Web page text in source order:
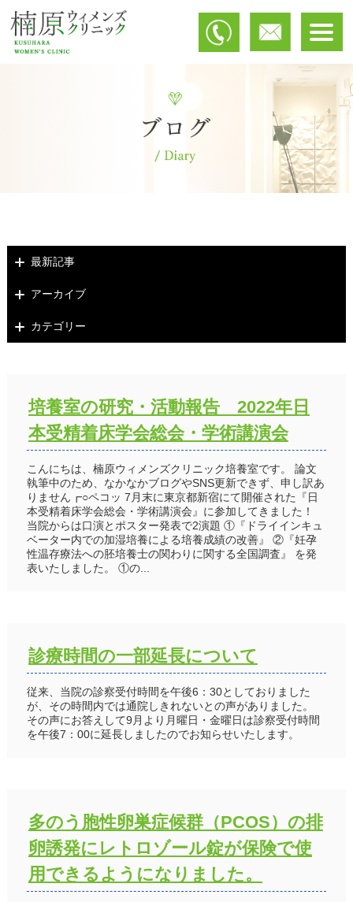
最新記事
アーカイブ
カテゴリー
培養室の研究・活動報告 2022年日
本受精着床学会総会・学術講演会
こんにちは、楠原ウィメンズクリニック培養室です。 論文
執筆中のため、なかなかブログやSNS更新できず、申し訳あ
りません┏○ペコッ 7月末に東京都新宿にて開催された『日
本受精着床学会総会・学術講演会』に参加してきました！
当院からは口演とポスター発表で2演題 ①『ドライインキュ
ベーター内での加湿培養による培養成績の改善』 ②『妊孕
性温存療法への胚培養士の関わりに関する全国調査』 を発
表いたしました。 ①の...
診療時間の一部延長について
従来、当院の診察受付時間を午後6：30としておりました
が、その時間内では通院しきれないとの声がありました。
その声にお答えして9月より月曜日・金曜日は診察受付時間
を午後7：00に延長しましたのでお知らせいたします。
多のう胞性卵巣症候群（PCOS）の排
卵誘発にレトロゾール錠が保険で使
用できるようになりました。